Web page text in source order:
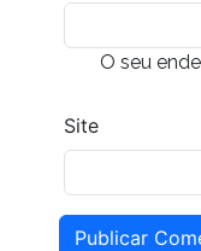
O seu
Site
Publicar